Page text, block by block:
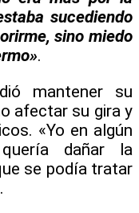
sucediendo
sino miedo
.
mantener su
afectar su gira y
«Yo en algún
dañar la
se podía tratar